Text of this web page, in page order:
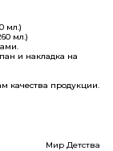
мл.)
мл.)
и накладка на
качества продукции.
Мир Детства